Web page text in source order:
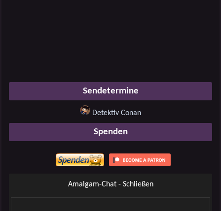
Sendetermine
Detektiv Conan
Spenden
Amalgam-Chat - Schließen